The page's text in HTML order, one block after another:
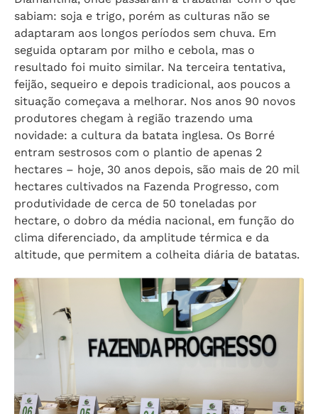
sabiam: soja e trigo, porém as culturas não se
adaptaram aos longos períodos sem chuva. Em
seguida optaram por milho e cebola, mas o
resultado foi muito similar. Na terceira tentativa,
feijão, sequeiro e depois tradicional, aos poucos a
situação começava a melhorar. Nos anos 90 novos
produtores chegam à região trazendo uma
novidade: a cultura da batata inglesa. Os Borré
entram sestrosos com o plantio de apenas 2
hectares – hoje, 30 anos depois, são mais de 20 mil
hectares cultivados na Fazenda Progresso, com
produtividade de cerca de 50 toneladas por
hectare, o dobro da média nacional, em função do
clima diferenciado, da amplitude térmica e da
altitude, que permitem a colheita diária de batatas.